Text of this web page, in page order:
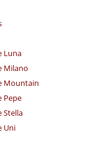
Luna
Milano
Mountain
Pepe
Stella
Uni